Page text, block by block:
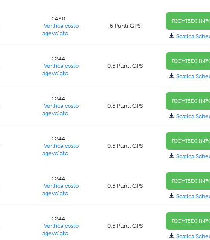
€450
Verifica costo
agevolato
6 Punti GPS
RICHIEDI
Scarica
€244
Verifica costo
agevolato
0,5 Punti GPS
RICHIEDI
Scarica
€244
Verifica costo
agevolato
0,5 Punti GPS
RICHIEDI
Scarica
€244
Verifica costo
agevolato
0,5 Punti GPS
RICHIEDI
Scarica
€244
Verifica costo
agevolato
0,5 Punti GPS
RICHIEDI
Scarica
€244
Verifica costo
agevolato
0,5 Punti GPS
RICHIEDI
Scarica